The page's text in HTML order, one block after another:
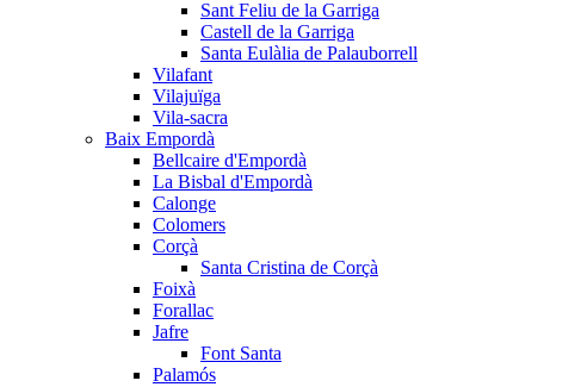
Sant Feliu de la Garriga
Castell de la Garriga
Santa Eulàlia de Palauborrell
Vilafant
Vilajuïga
Vila-sacra
Baix Empordà
Bellcaire d'Empordà
La Bisbal d'Empordà
Calonge
Colomers
Corçà
Santa Cristina de Corçà
Foixà
Forallac
Jafre
Font Santa
Palamós